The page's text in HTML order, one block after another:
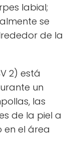
labial;
se
de la
2) está
un
las
de la piel a
en el área